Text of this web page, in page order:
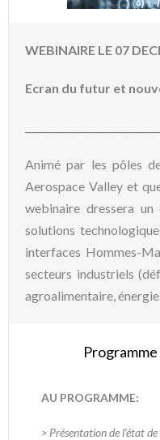
WEBINAIRE LE 07
Ecran du futur et
Animé par les pôles
Aerospace Valley et
webinaire dressera
solutions
interfaces Hommes-
secteurs industriels
agroalimentaire,
AU PROGRAMME:
> Présentation de l’état